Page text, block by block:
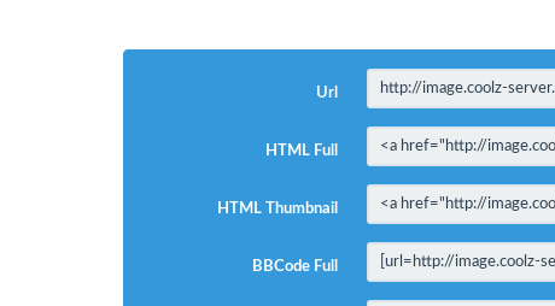
Url
HTML Full
HTML Thumbnail
BBCode Full